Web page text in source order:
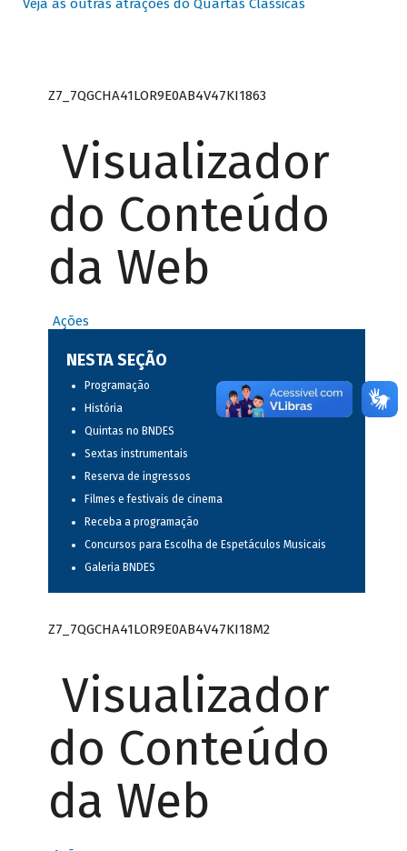
Veja as outras atrações do Quartas Clássicas
Z7_7QGCHA41LOR9E0AB4V47KI1863
Visualizador
do Conteúdo
da Web
Ações
NESTA SEÇÃO
Programação
História
Quintas no BNDES
Sextas instrumentais
Reserva de ingressos
Filmes e festivais de cinema
Receba a programação
Concursos para Escolha de Espetáculos Musicais
Galeria BNDES
Z7_7QGCHA41LOR9E0AB4V47KI18M2
Visualizador
do Conteúdo
da Web